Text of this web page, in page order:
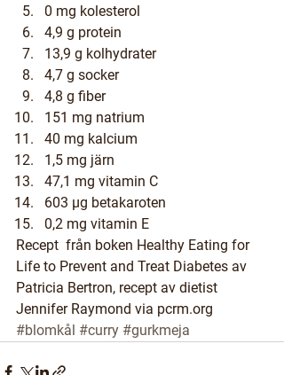
0 mg kolesterol
4,9 g protein
13,9 g kolhydrater
4,7 g socker
4,8 g fiber
151 mg natrium
40 mg kalcium
1,5 mg järn
47,1 mg vitamin C
603 µg betakaroten
0,2 mg vitamin E
Recept  från boken Healthy Eating for
Life to Prevent and Treat Diabetes av
Patricia Bertron, recept av dietist
Jennifer Raymond via pcrm.org
#blomkål #curry #gurkmeja